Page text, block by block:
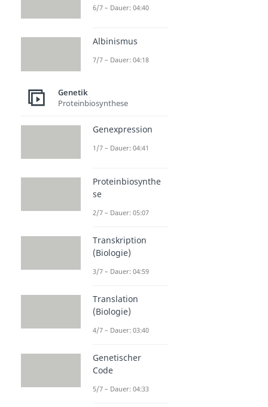
6/7 – Dauer: 04:40
Albinismus
7/7 – Dauer: 04:18
Genetik
Proteinbiosynthese
Genexpression
1/7 – Dauer: 04:41
Proteinbiosynthe
se
2/7 – Dauer: 05:07
Transkription
(Biologie)
3/7 – Dauer: 04:59
Translation
(Biologie)
4/7 – Dauer: 03:40
Genetischer
Code
5/7 – Dauer: 04:33